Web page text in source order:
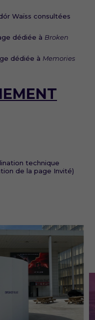
Waïss consultées
dédiée à Broken
dédiée à Memories
technique
de la page Invité)